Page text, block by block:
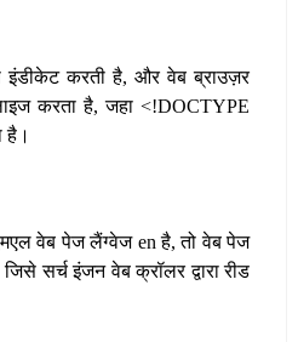
इंडीकेट करती है, और वेब ब्राउज़र
करता है, जहा <!DOCTYPE
है।
वेब पेज लैंग्वेज en है, तो वेब पेज
सर्च इंजन वेब क्रॉलर द्वारा रीड